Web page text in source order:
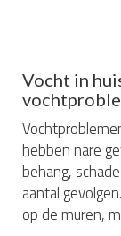
Vocht in
hebben nare
behang,
aantal
op de muren,